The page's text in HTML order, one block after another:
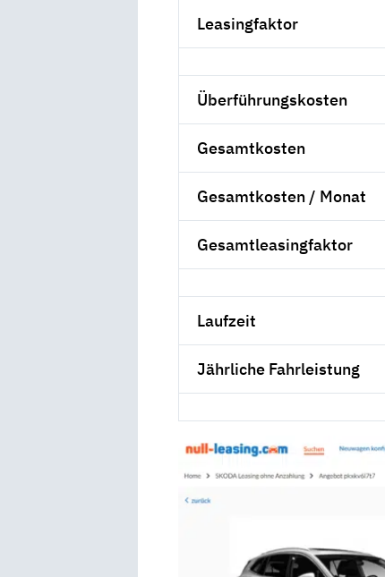
Leasingfaktor
Überführungskosten
Gesamtkosten
Gesamtkosten / Monat
Gesamtleasingfaktor
Laufzeit
Jährliche Fahrleistung